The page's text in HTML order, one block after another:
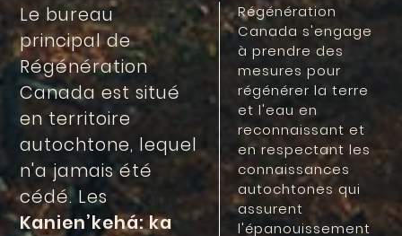
Le bureau
principal de
Régénération
Canada est situé
en territoire
autochtone, lequel
n'a jamais été
cédé. Les
Kanien’kehá: ka
Régénération
Canada s'engage
à prendre des
mesures pour
régénérer la terre
et l'eau en
reconnaissant et
en respectant les
connaissances
autochtones qui
assurent
l'épanouissement